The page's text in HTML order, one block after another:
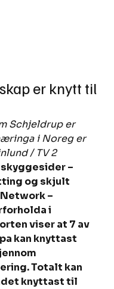
er knytt til
Schjeldrup er
i Noreg er
/ TV 2
–
og skjult
–
i
viser at 7 av
kan knyttast
Totalt kan
knyttast til